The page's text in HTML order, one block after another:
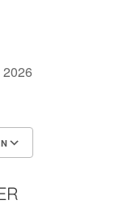
2026